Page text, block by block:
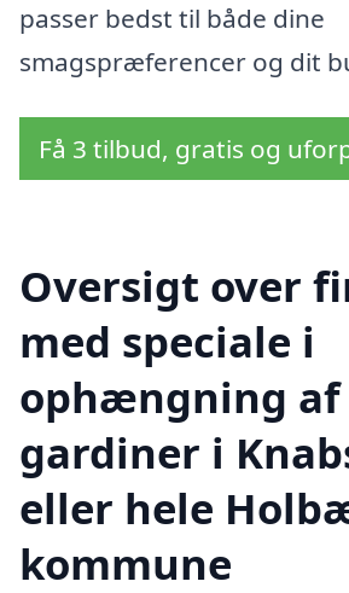
passer bedst til både dine
smagspræferencer og dit
Få 3 tilbud, gratis og
Oversigt over
med speciale i
ophængning af
gardiner i
eller hele
kommune